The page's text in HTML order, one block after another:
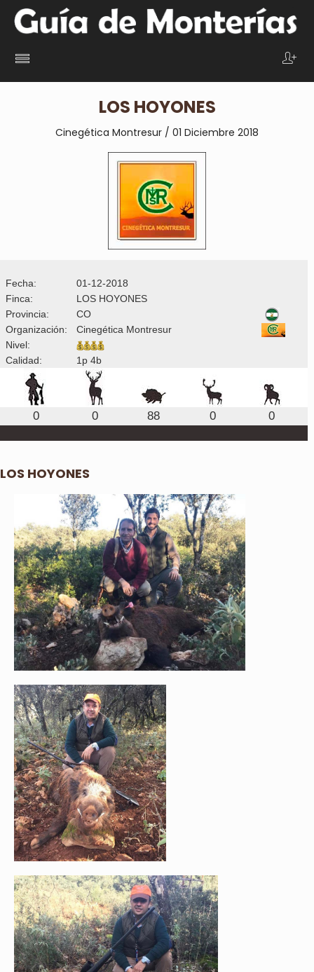
LOS HOYONES
Cinegética Montresur / 01 Diciembre 2018
Fecha:
01-12-2018
Finca:
LOS HOYONES
Provincia:
CO
Organización:
Cinegética Montresur
Nivel:
Calidad:
1p 4b
0 0 88 0 0
LOS HOYONES